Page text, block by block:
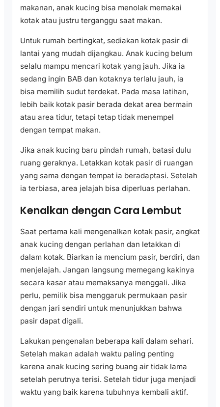
makanan, anak kucing bisa menolak memakai
kotak atau justru terganggu saat makan.
Untuk rumah bertingkat, sediakan kotak pasir di
lantai yang mudah dijangkau. Anak kucing belum
selalu mampu mencari kotak yang jauh. Jika ia
sedang ingin BAB dan kotaknya terlalu jauh, ia
bisa memilih sudut terdekat. Pada masa latihan,
lebih baik kotak pasir berada dekat area bermain
atau area tidur, tetapi tetap tidak menempel
dengan tempat makan.
Jika anak kucing baru pindah rumah, batasi dulu
ruang geraknya. Letakkan kotak pasir di ruangan
yang sama dengan tempat ia beradaptasi. Setelah
ia terbiasa, area jelajah bisa diperluas perlahan.
Kenalkan dengan Cara Lembut
Saat pertama kali mengenalkan kotak pasir, angkat
anak kucing dengan perlahan dan letakkan di
dalam kotak. Biarkan ia mencium pasir, berdiri, dan
menjelajah. Jangan langsung memegang kakinya
secara kasar atau memaksanya menggali. Jika
perlu, pemilik bisa menggaruk permukaan pasir
dengan jari sendiri untuk menunjukkan bahwa
pasir dapat digali.
Lakukan pengenalan beberapa kali dalam sehari.
Setelah makan adalah waktu paling penting
karena anak kucing sering buang air tidak lama
setelah perutnya terisi. Setelah tidur juga menjadi
waktu yang baik karena tubuhnya kembali aktif.